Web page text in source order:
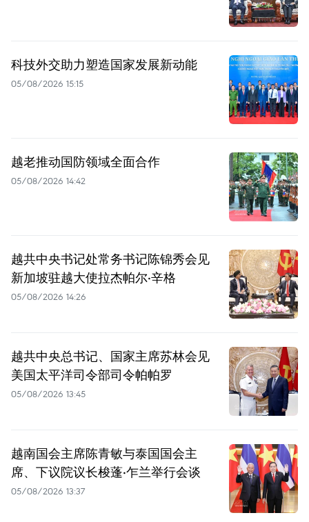
科技外交助力塑造国家发展新动能
05/08/2026 15:15
越老推动国防领域全面合作
05/08/2026 14:42
越共中央书记处常务书记陈锦秀会见
新加坡驻越大使拉杰帕尔·辛格
05/08/2026 14:26
越共中央总书记、国家主席苏林会见
美国太平洋司令部司令帕帕罗
05/08/2026 13:45
越南国会主席陈青敏与泰国国会主
席、下议院议长梭蓬·乍兰举行会谈
05/08/2026 13:37